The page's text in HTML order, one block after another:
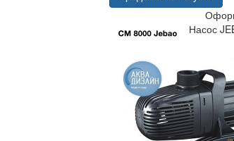
Насос